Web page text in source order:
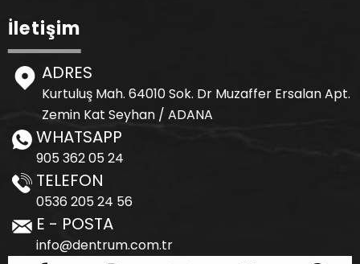
İletişim
ADRES
Kurtuluş Mah. 64010 Sok. Dr Muzaffer Ersalan Apt.
Zemin Kat Seyhan / ADANA
WHATSAPP
905 362 05 24
TELEFON
0536 205 24 56
E - POSTA
info@dentrum.com.tr